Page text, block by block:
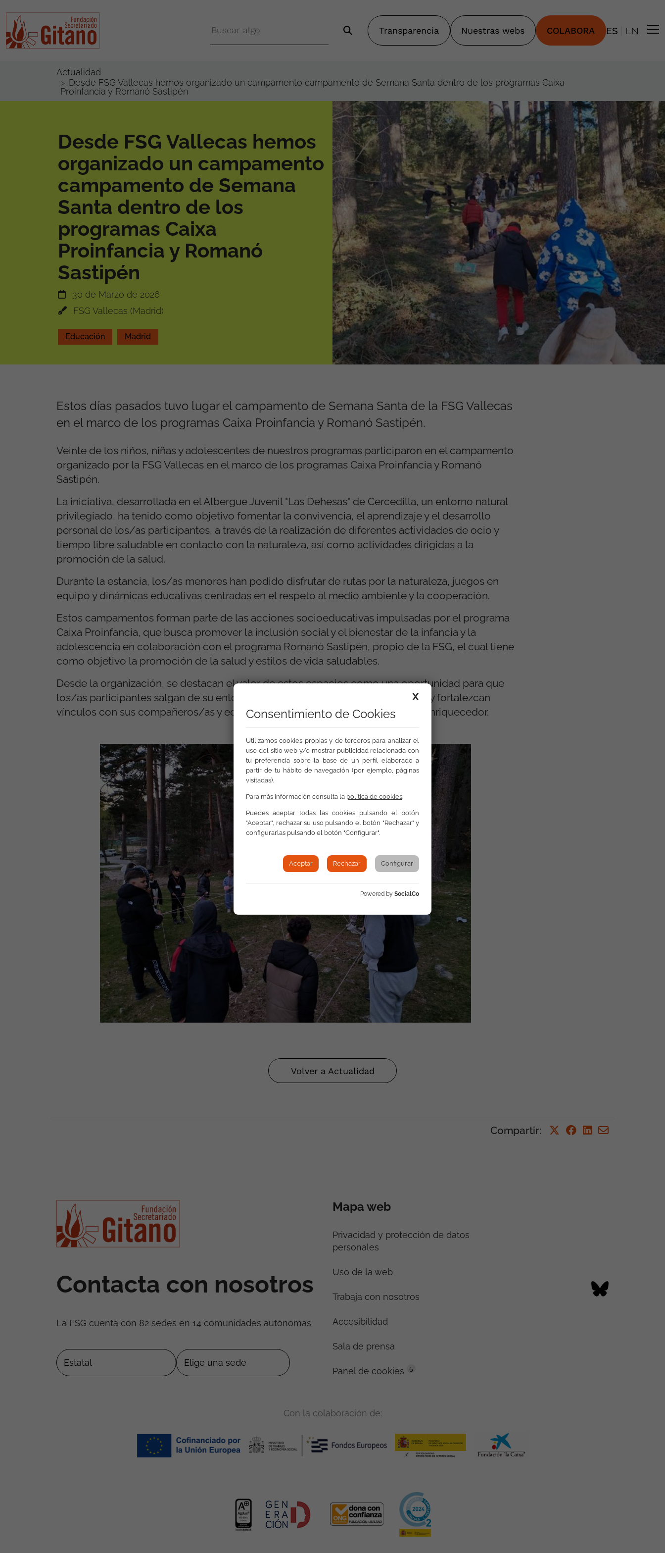
Transparencia Nuestras webs COLABORA ES EN
Actualidad
Desde FSG Vallecas hemos organizado un campamento campamento de Semana Santa dentro de los programas Caixa
Proinfancia y Romanó Sastipén
Desde FSG Vallecas hemos
organizado un campamento
campamento de Semana
Santa dentro de los
programas Caixa
Proinfancia y Romanó
Sastipén
30 de Marzo de 2026
FSG Vallecas (Madrid)
Educación Madrid
Estos días pasados tuvo lugar el campamento de Semana Santa de la FSG Vallecas
en el marco de los programas Caixa Proinfancia y Romanó Sastipén.
Veinte de los niños, niñas y adolescentes de nuestros programas participaron en el campamento
organizado por la FSG Vallecas en el marco de los programas Caixa Proinfancia y Romanó
Sastipén.
La iniciativa, desarrollada en el Albergue Juvenil "Las Dehesas" de Cercedilla, un entorno natural
privilegiado, ha tenido como objetivo fomentar la convivencia, el aprendizaje y el desarrollo
personal de los/as participantes, a través de la realización de diferentes actividades de ocio y
tiempo libre saludable en contacto con la naturaleza, así como actividades dirigidas a la
promoción de la salud.
Durante la estancia, los/as menores han podido disfrutar de rutas por la naturaleza, juegos en
equipo y dinámicas educativas centradas en el respeto al medio ambiente y la cooperación.
Estos campamentos forman parte de las acciones socioeducativas impulsadas por el programa
Caixa Proinfancia, que busca promover la inclusión social y el bienestar de la infancia y la
adolescencia en colaboración con el programa Romanó Sastipén, propio de la FSG, el cual tiene
como objetivo la promoción de la salud y estilos de vida saludables.
Desde la organización, se destacan el valor de estos espacios como una oportunidad para que
los/as participantes salgan de su entorno habitual, conecten con la naturaleza y fortalezcan
vínculos con sus compañeros/as y educadores/as en un ambiente positivo y enriquecedor.
Volver a Actualidad
Compartir:
Contacta con nosotros
La FSG cuenta con 82 sedes en 14 comunidades autónomas
Mapa web
Privacidad y protección de datos
personales
Uso de la web
Trabaja con nosotros
Accesibilidad
Sala de prensa
Panel de cookies 5
Con la colaboración de:
X
Consentimiento de Cookies
Utilizamos cookies propias y de terceros para analizar el
uso del sitio web y/o mostrar publicidad relacionada con
tu preferencia sobre la base de un perfil elaborado a
partir de tu hábito de navegación (por ejemplo, páginas
visitadas).
Para más información consulta la política de cookies.
Puedes aceptar todas las cookies pulsando el botón
"Aceptar", rechazar su uso pulsando el botón "Rechazar" y
configurarlas pulsando el botón "Configurar".
Aceptar Rechazar Configurar
Powered by SocialCo